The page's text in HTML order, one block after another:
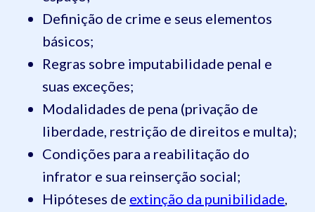
Definição de crime e seus elementos
básicos;
Regras sobre imputabilidade penal e
suas exceções;
Modalidades de pena (privação de
liberdade, restrição de direitos e multa);
Condições para a reabilitação do
infrator e sua reinserção social;
Hipóteses de extinção da punibilidade,